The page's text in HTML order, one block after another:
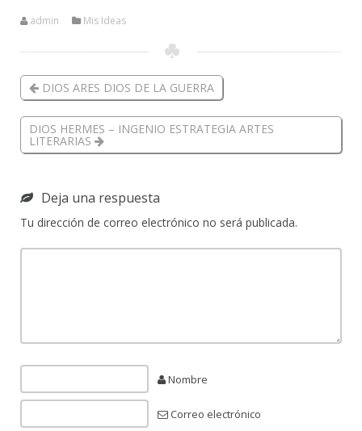
admin Mis Ideas
DIOS ARES DIOS DE LA GUERRA
DIOS HERMES – INGENIO ESTRATEGIA ARTES
LITERARIAS
Deja una respuesta
Tu dirección de correo electrónico no será publicada.
Nombre
Correo electrónico